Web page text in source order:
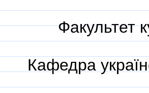
Факультет
Кафедра